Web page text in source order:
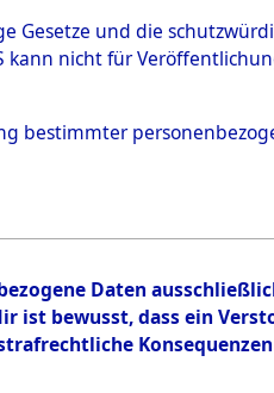
Gesetze und die
kann nicht für
bestimmter
Daten
bewusst, dass ein